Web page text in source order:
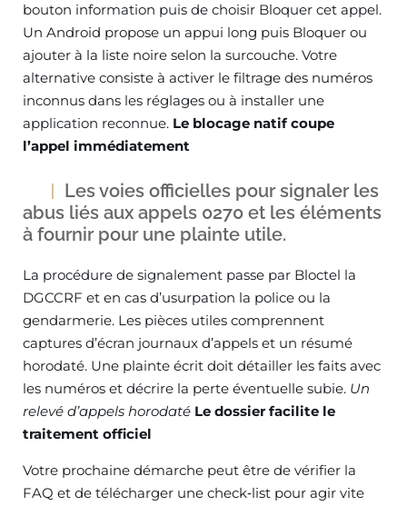
bouton information puis de choisir Bloquer cet appel.
Un Android propose un appui long puis Bloquer ou
ajouter à la liste noire selon la surcouche. Votre
alternative consiste à activer le filtrage des numéros
inconnus dans les réglages ou à installer une
application reconnue. Le blocage natif coupe
l’appel immédiatement
Les voies officielles pour signaler les
abus liés aux appels 0270 et les éléments
à fournir pour une plainte utile.
La procédure de signalement passe par Bloctel la
DGCCRF et en cas d’usurpation la police ou la
gendarmerie. Les pièces utiles comprennent
captures d’écran journaux d’appels et un résumé
horodaté. Une plainte écrit doit détailler les faits avec
les numéros et décrire la perte éventuelle subie. Un
relevé d’appels horodaté Le dossier facilite le
traitement officiel
Votre prochaine démarche peut être de vérifier la
FAQ et de télécharger une check‑list pour agir vite